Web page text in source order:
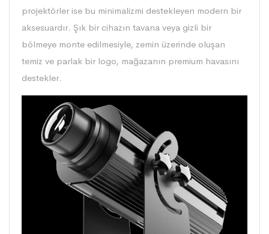
projektörler ise bu minimalizmi destekleyen modern bir
aksesuardır. Şık bir cihazın tavana veya gizli bir
bölmeye monte edilmesiyle, zemin üzerinde oluşan
temiz ve parlak bir logo, mağazanın premium havasını
destekler.